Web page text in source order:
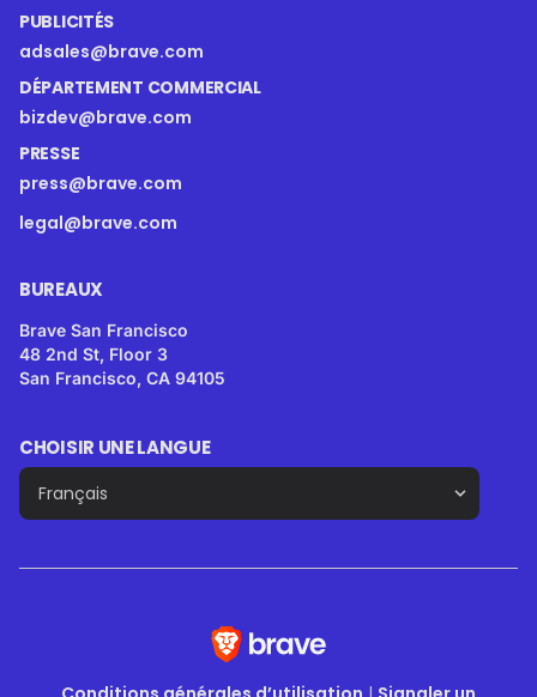
PUBLICITÉS
adsales@brave.com
DÉPARTEMENT COMMERCIAL
bizdev@brave.com
PRESSE
press@brave.com
legal@brave.com
BUREAUX
Brave San Francisco
48 2nd St, Floor 3
San Francisco, CA 94105
CHOISIR UNE LANGUE